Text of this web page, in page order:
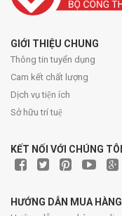
GIỚI THIỆU CHUNG
Thông tin tuyển dụng
Cam kết chất lượng
Dịch vụ tiện ích
Sở hữu trí tuệ
KẾT NỐI VỚI CHÚNG TÔI
HƯỚNG DẪN MUA HÀNG